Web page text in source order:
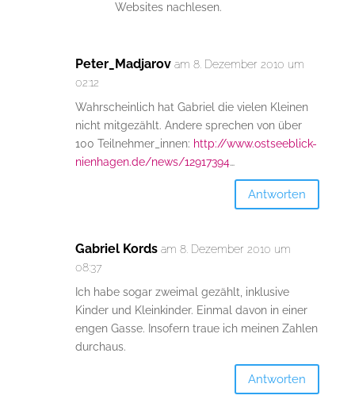
Websites nachlesen.
Peter_Madjarov am 8. Dezember 2010 um
02:12
Wahrscheinlich hat Gabriel die vielen Kleinen
nicht mitgezählt. Andere sprechen von über
100 Teilnehmer_innen: http://www.ostseeblick-
nienhagen.de/news/12917394…
Antworten
Gabriel Kords am 8. Dezember 2010 um
08:37
Ich habe sogar zweimal gezählt, inklusive
Kinder und Kleinkinder. Einmal davon in einer
engen Gasse. Insofern traue ich meinen Zahlen
durchaus.
Antworten